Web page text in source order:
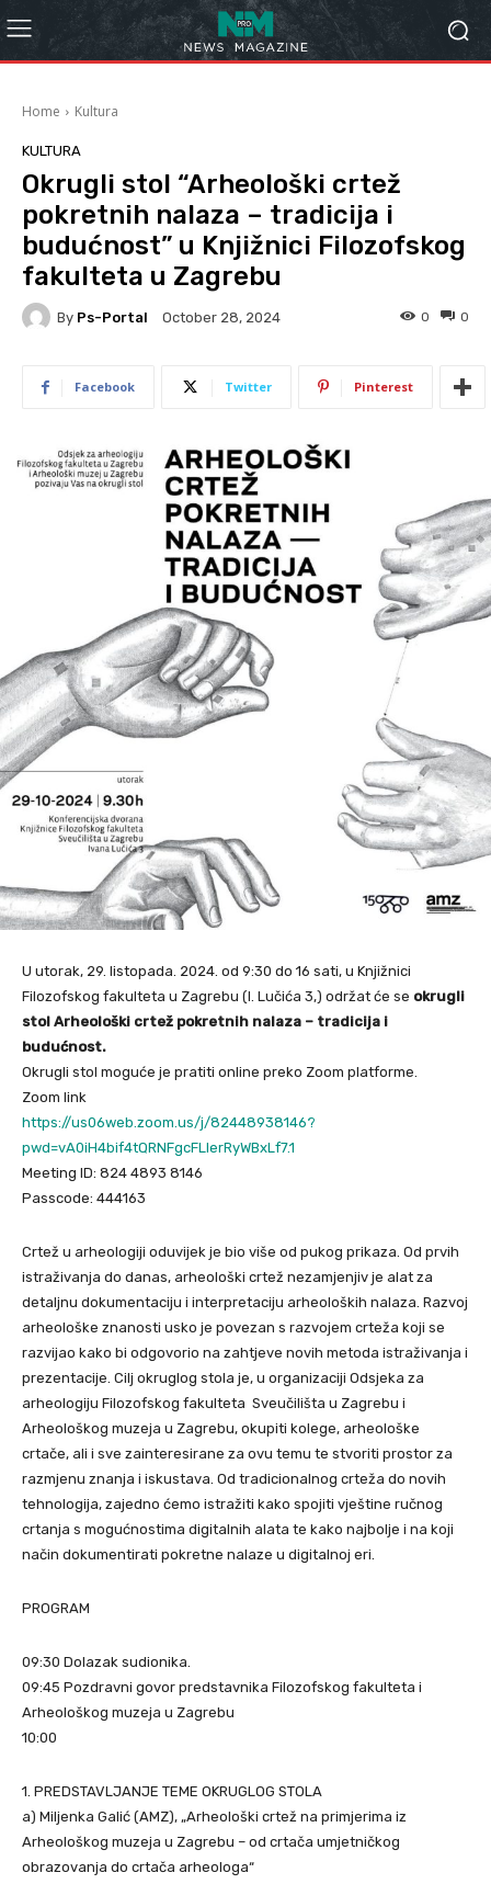
Home Kultura
KULTURA
Okrugli stol “Arheološki crtež
pokretnih nalaza – tradicija i
budućnost” u Knjižnici Filozofskog
fakulteta u Zagrebu
By Ps-Portal October 28, 2024 0
0
Facebook Twitter Pinterest
U utorak, 29. listopada. 2024. od 9:30 do 16 sati, u Knjižnici
Filozofskog fakulteta u Zagrebu (I. Lučića 3,) održat će se okrugli
stol Arheološki crtež pokretnih nalaza – tradicija i
budućnost.
Okrugli stol moguće je pratiti online preko Zoom platforme.
Zoom link
https://us06web.zoom.us/j/82448938146?
pwd=vA0iH4bif4tQRNFgcFLIerRyWBxLf7.1
Meeting ID: 824 4893 8146
Passcode: 444163
Crtež u arheologiji oduvijek je bio više od pukog prikaza. Od prvih
istraživanja do danas, arheološki crtež nezamjenjiv je alat za
detaljnu dokumentaciju i interpretaciju arheoloških nalaza. Razvoj
arheološke znanosti usko je povezan s razvojem crteža koji se
razvijao kako bi odgovorio na zahtjeve novih metoda istraživanja i
prezentacije. Cilj okruglog stola je, u organizaciji Odsjeka za
arheologiju Filozofskog fakulteta Sveučilišta u Zagrebu i
Arheološkog muzeja u Zagrebu, okupiti kolege, arheološke
crtače, ali i sve zainteresirane za ovu temu te stvoriti prostor za
razmjenu znanja i iskustava. Od tradicionalnog crteža do novih
tehnologija, zajedno ćemo istražiti kako spojiti vještine ručnog
crtanja s mogućnostima digitalnih alata te kako najbolje i na koji
način dokumentirati pokretne nalaze u digitalnoj eri.
PROGRAM
09:30 Dolazak sudionika.
09:45 Pozdravni govor predstavnika Filozofskog fakulteta i
Arheološkog muzeja u Zagrebu
10:00
1. PREDSTAVLJANJE TEME OKRUGLOG STOLA
a) Miljenka Galić (AMZ), „Arheološki crtež na primjerima iz
Arheološkog muzeja u Zagrebu – od crtača umjetničkog
obrazovanja do crtača arheologa“